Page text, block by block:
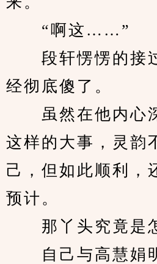
“啊这……”
段轩愣愣的接
经彻底傻了。
虽然在他内心
这样的大事，灵韵
己，但如此顺利，
预计。
那丫头究竟是怎
自己与高慧娟